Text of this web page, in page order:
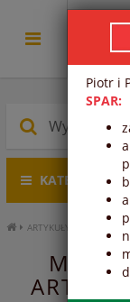
KATEGORIE
ARTYKUŁY SPOŻYWCZE
Piotr i
SPAR: